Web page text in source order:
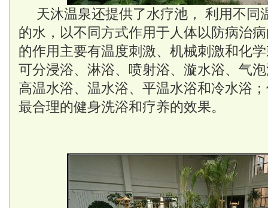
天沐温泉还提供了水疗池， 利用不同
的水，以不同方式作用于人体以防病治
的作用主要有温度刺激、机械刺激和化
可分浸浴、淋浴、喷射浴、漩水浴、气
高温水浴、温水浴、平温水浴和冷水浴
最合理的健身洗浴和疗养的效果。